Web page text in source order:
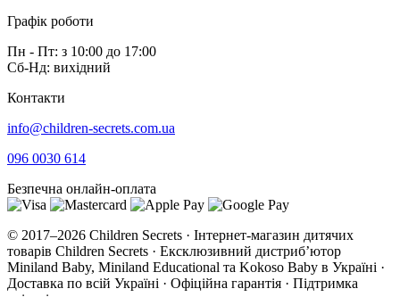
Графік роботи
Пн - Пт: з 10:00 до 17:00
Сб-Нд: вихідний
Контакти
info@children-secrets.com.ua
096 0030 614
Безпечна онлайн-оплата
© 2017–2026 Children Secrets · Інтернет-магазин дитячих
товарів Children Secrets · Ексклюзивний дистриб’ютор
Miniland Baby, Miniland Educational та Kokoso Baby в Україні ·
Доставка по всій Україні · Офіційна гарантія · Підтримка